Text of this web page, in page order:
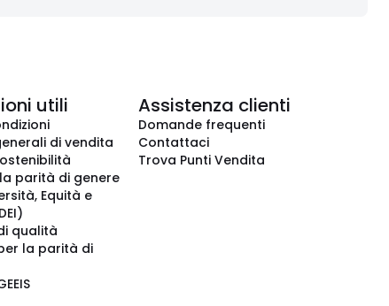
utili
di vendita
parità di genere
Equità e
qualità
la parità di
Assistenza clienti
Domande frequenti
Contattaci
Trova Punti Vendita